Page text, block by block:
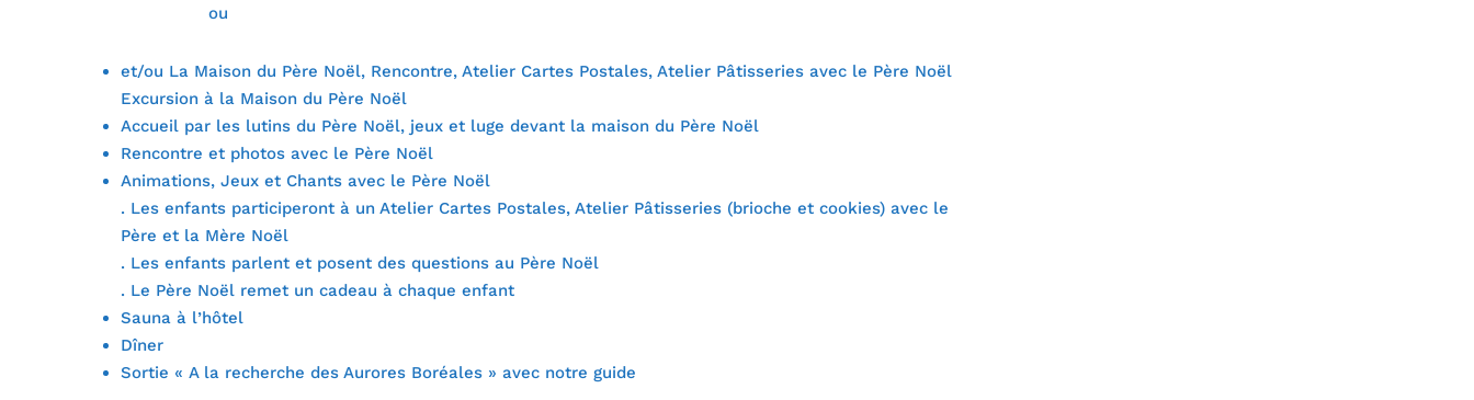
ou
et/ou La Maison du Père Noël, Rencontre, Atelier Cartes Postales, Atelier Pâtisseries avec le Père Noël
Excursion à la Maison du Père Noël
Accueil par les lutins du Père Noël, jeux et luge devant la maison du Père Noël
Rencontre et photos avec le Père Noël
Animations, Jeux et Chants avec le Père Noël
. Les enfants participeront à un Atelier Cartes Postales, Atelier Pâtisseries (brioche et cookies) avec le
Père et la Mère Noël
. Les enfants parlent et posent des questions au Père Noël
. Le Père Noël remet un cadeau à chaque enfant
Sauna à l’hôtel
Dîner
Sortie « A la recherche des Aurores Boréales » avec notre guide